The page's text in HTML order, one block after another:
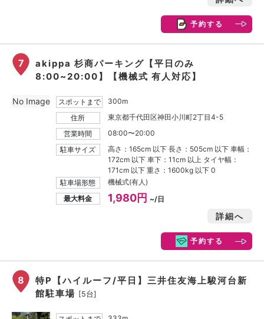
予約する
7
akippa 杉商パーキング【平日のみ
8:00~20:00】【機械式 有人対応】
スポットまで
300m
住所
東京都千代田区神田小川町2丁目4-5
営業時間
08:00〜20:00
駐車サイズ
高さ：165cm 以下 長さ：505cm 以下 車幅：
172cm 以下 車下：11cm 以上 タイヤ幅：
171cm 以下 重さ：1600kg 以下 0
駐車場形態
機械式(有人)
最大料金
1,980円 ~/日
詳細へ
予約する
No Image
8
特P【ハイルーフ/平日】三井住友海上駿河台新
館駐車場 [5台]